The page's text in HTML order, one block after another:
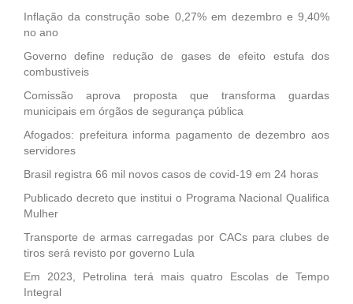
Inflação da construção sobe 0,27% em dezembro e 9,40%
no ano
Governo define redução de gases de efeito estufa dos
combustíveis
Comissão aprova proposta que transforma guardas
municipais em órgãos de segurança pública
Afogados: prefeitura informa pagamento de dezembro aos
servidores
Brasil registra 66 mil novos casos de covid-19 em 24 horas
Publicado decreto que institui o Programa Nacional Qualifica
Mulher
Transporte de armas carregadas por CACs para clubes de
tiros será revisto por governo Lula
Em 2023, Petrolina terá mais quatro Escolas de Tempo
Integral